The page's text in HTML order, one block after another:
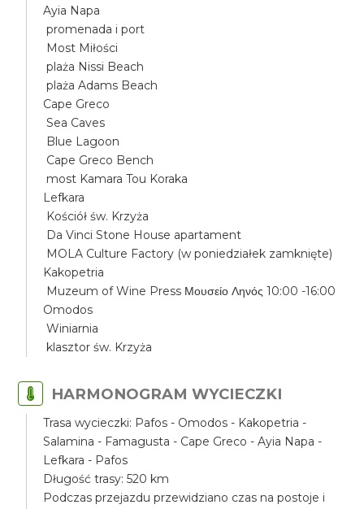
Ayia Napa
promenada i port
Most Miłości
plaża Nissi Beach
plaża Adams Beach
Cape Greco
Sea Caves
Blue Lagoon
Cape Greco Bench
most Kamara Tou Koraka
Lefkara
Kościół św. Krzyża
Da Vinci Stone House apartament
MOLA Culture Factory (w poniedziałek zamknięte)
Kakopetria
Muzeum of Wine Press Μουσείο Ληνός 10:00 -16:00
Omodos
Winiarnia
klasztor św. Krzyża
HARMONOGRAM WYCIECZKI
Trasa wycieczki: Pafos - Omodos - Kakopetria -
Salamina - Famagusta - Cape Greco - Ayia Napa -
Lefkara - Pafos
Długość trasy: 520 km
Podczas przejazdu przewidziano czas na postoje i